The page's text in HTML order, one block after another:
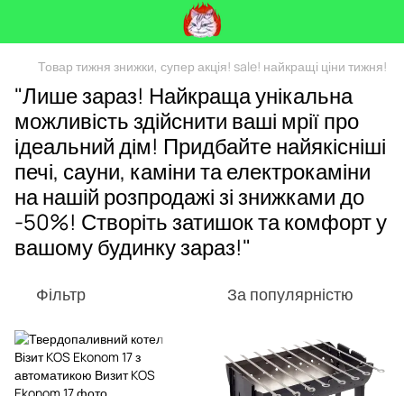
Товар тижня знижки, супер акція! sale! найкращі ціни тижня!
"Лише зараз! Найкраща унікальна
можливість здійснити ваші мрії про
ідеальний дім! Придбайте найякісніші
печі, сауни, каміни та електрокаміни
на нашій розпродажі зі знижками до
-50%! Створіть затишок та комфорт у
вашому будинку зараз!"
Фільтр За популярністю